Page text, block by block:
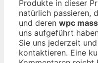
Produkte in dieser
natürlich passieren,
und deren wpc
uns aufgeführt
Sie uns jederzeit
kontaktieren. Eine